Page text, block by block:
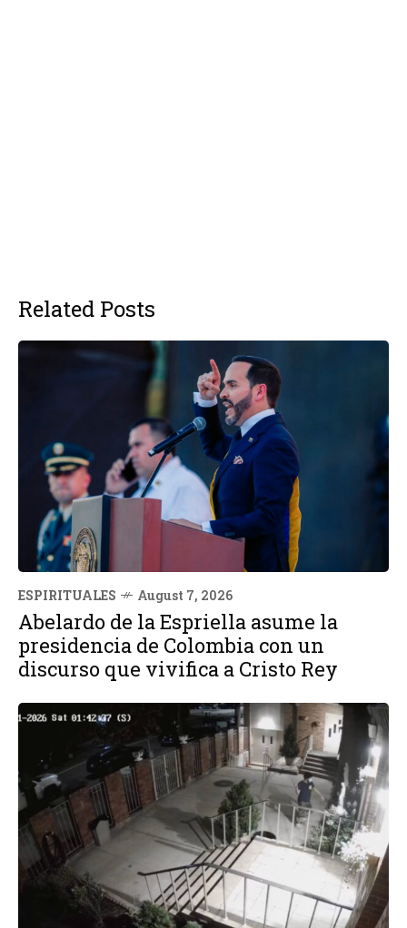
Related Posts
ESPIRITUALES August 7, 2026
Abelardo de la Espriella asume la
presidencia de Colombia con un
discurso que vivifica a Cristo Rey